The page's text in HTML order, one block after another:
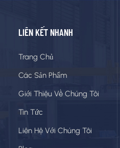
LIÊN KẾT NHANH
Trang Chủ
Các Sản Phẩm
Giới Thiệu Về Chúng Tôi
Tin Tức
Liên Hệ Với Chúng Tôi